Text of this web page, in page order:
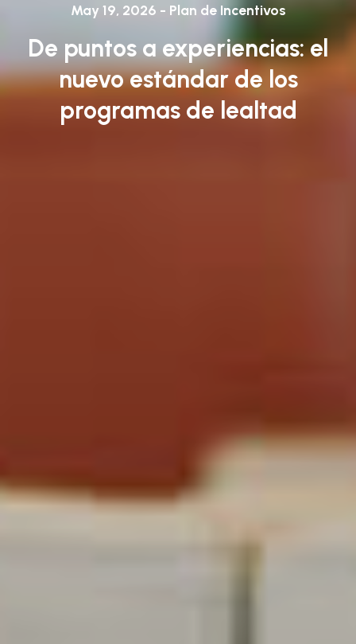
May 19, 2026 - Plan de Incentivos
De puntos a experiencias: el
nuevo estándar de los
programas de lealtad